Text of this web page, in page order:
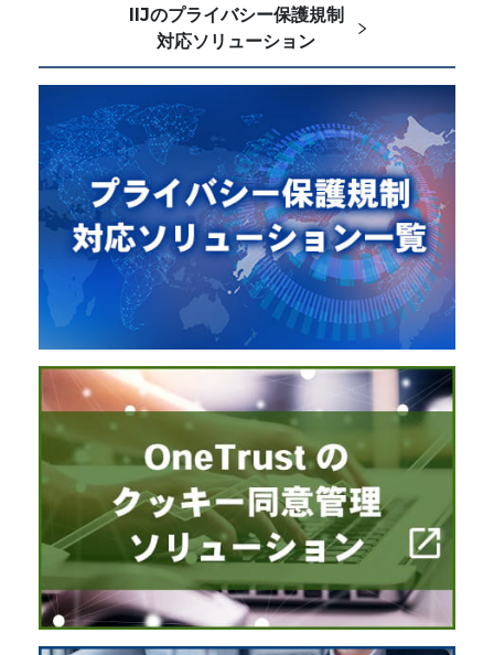
IIJのプライバシー保護規制
対応ソリューション